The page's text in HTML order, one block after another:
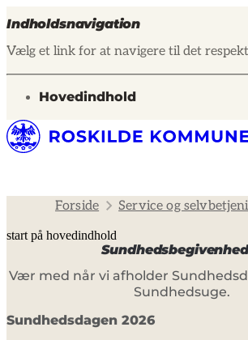
Indholdsnavigation
Vælg et link for at navigere til det
gå til
Hovedindhold
Forside Service og
start på hovedindhold
Vær med når vi afholder
Sundhedsuge.
senest
Sundhedsdagen 2026